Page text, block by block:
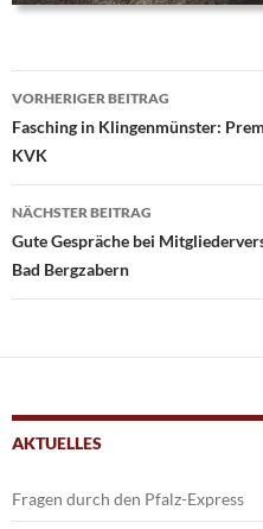
Beitrags-
Navigation
VORHERIGER BEITRAG
Fasching in Klingenmünster:
KVK
NÄCHSTER BEITRAG
Gute Gespräche bei
Bad Bergzabern
AKTUELLES
Fragen durch den Pfalz-Express